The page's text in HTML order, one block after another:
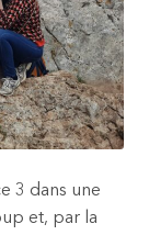
3 dans une
et, par la